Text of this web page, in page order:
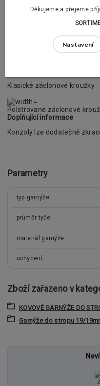
Klasické záclonové kroužky
Polstrované záclonové
Doplňující informace
Konzoly lze dodatečně
Parametry
typ garnýže
průměr tyče
materiál garnýže
uchycení
Zboží zařazeno v
KOVOVÉ GARNÝŽE DO
Garnýže do stropu 19/
Děkujeme a přejeme
Nastavení